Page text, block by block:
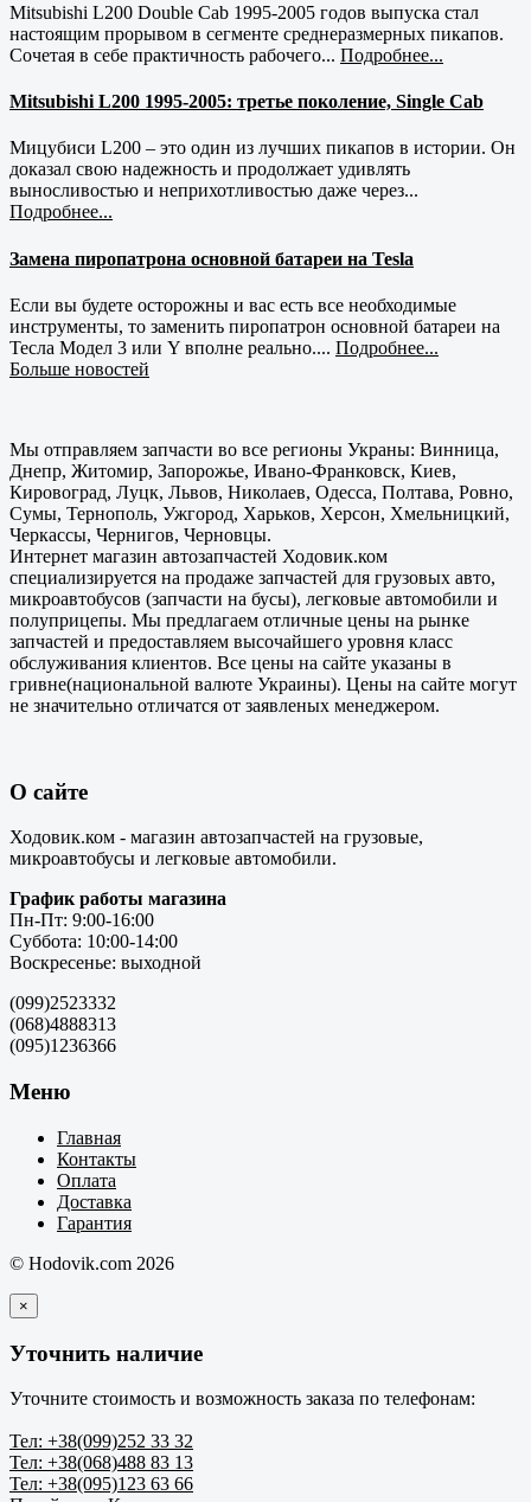
Mitsubishi L200 Double Cab 1995-2005 годов выпуска стал
настоящим прорывом в сегменте среднеразмерных пикапов.
Сочетая в себе практичность рабочего... Подробнее...
Mitsubishi L200 1995-2005: третье поколение, Single Cab
Мицубиси L200 – это один из лучших пикапов в истории. Он
доказал свою надежность и продолжает удивлять
выносливостью и неприхотливостью даже через...
Подробнее...
Замена пиропатрона основной батареи на Tesla
Если вы будете осторожны и вас есть все необходимые
инструменты, то заменить пиропатрон основной батареи на
Тесла Модел 3 или Y вполне реально.... Подробнее...
Больше новостей
Мы отправляем запчасти во все регионы Украны: Винница,
Днепр, Житомир, Запорожье, Ивано-Франковск, Киев,
Кировоград, Луцк, Львов, Николаев, Одесса, Полтава, Ровно,
Сумы, Тернополь, Ужгород, Харьков, Херсон, Хмельницкий,
Черкассы, Чернигов, Черновцы.
Интернет магазин автозапчастей Ходовик.ком
специализируется на продаже запчастей для грузовых авто,
микроавтобусов (запчасти на бусы), легковые автомобили и
полуприцепы. Мы предлагаем отличные цены на рынке
запчастей и предоставляем высочайшего уровня класс
обслуживания клиентов. Все цены на сайте указаны в
гривне(национальной валюте Украины). Цены на сайте могут
не значительно отличатся от заявленых менеджером.
О сайте
Ходовик.ком - магазин автозапчастей на грузовые,
микроавтобусы и легковые автомобили.
График работы магазина
Пн-Пт: 9:00-16:00
Суббота: 10:00-14:00
Воскресенье: выходной
(099)2523332
(068)4888313
(095)1236366
Меню
Главная
Контакты
Оплата
Доставка
Гарантия
© Hodovik.com 2026
×
Уточнить наличие
Уточните стоимость и возможность заказа по телефонам:
Тел: +38(099)252 33 32
Тел: +38(068)488 83 13
Тел: +38(095)123 63 66